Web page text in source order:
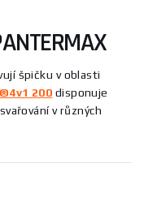
špičku v oblasti
200 disponuje
v různých
jak amatéři, tak